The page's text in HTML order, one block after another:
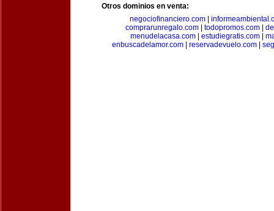
Otros dominios en venta:
negociofinanciero.com
comprarunregalo.com| todopromos.com|
menudelacasa.com
estudiegratis.com
enbuscadelamor.com
reservadevuelo.com